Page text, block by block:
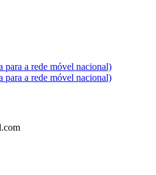
para a rede móvel nacional)
para a rede móvel nacional)